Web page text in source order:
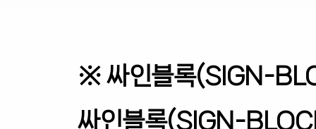
※ 싸인블록(SIGN-
싸인블록(SIGN-